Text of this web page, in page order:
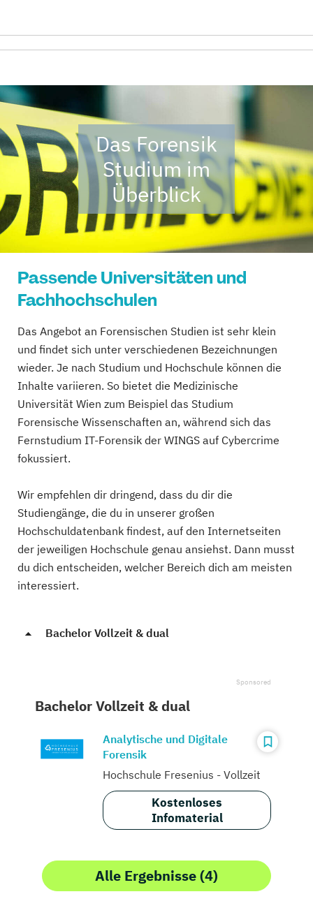
Das Forensik
Studium im
Überblick
Passende Universitäten und
Fachhochschulen
Das Angebot an Forensischen Studien ist sehr klein
und findet sich unter verschiedenen Bezeichnungen
wieder. Je nach Studium und Hochschule können die
Inhalte variieren. So bietet die Medizinische
Universität Wien zum Beispiel das Studium
Forensische Wissenschaften an, während sich das
Fernstudium IT-Forensik der WINGS auf Cybercrime
fokussiert.
Wir empfehlen dir dringend, dass du dir die
Studiengänge, die du in unserer großen
Hochschuldatenbank findest, auf den Internetseiten
der jeweiligen Hochschule genau ansiehst. Dann musst
du dich entscheiden, welcher Bereich dich am meisten
interessiert.
Bachelor Vollzeit & dual
Bachelor Vollzeit & dual
Analytische und Digitale
Forensik
Hochschule Fresenius - Vollzeit
Kostenloses
Infomaterial
Alle Ergebnisse (4)